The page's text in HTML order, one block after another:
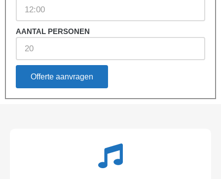
AANTAL PERSONEN
Offerte aanvragen